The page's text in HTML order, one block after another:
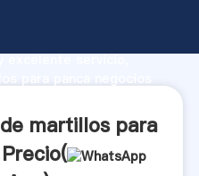
excelente servicio,
martillos para